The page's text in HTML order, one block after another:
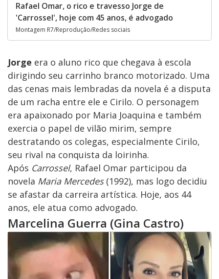
Rafael Omar, o rico e travesso Jorge de
'Carrossel', hoje com 45 anos, é advogado
Montagem R7/Reprodução/Redes sociais
Jorge era o aluno rico que chegava à escola
dirigindo seu carrinho branco motorizado. Uma
das cenas mais lembradas da novela é a disputa
de um racha entre ele e Cirilo. O personagem
era apaixonado por Maria Joaquina e também
exercia o papel de vilão mirim, sempre
destratando os colegas, especialmente Cirilo,
seu rival na conquista da loirinha.
Após Carrossel, Rafael Omar participou da
novela Maria Mercedes(1992), mas logo decidiu
se afastar da carreira artística. Hoje, aos 44
anos, ele atua como advogado.
Marcelina Guerra (Gina Castro)